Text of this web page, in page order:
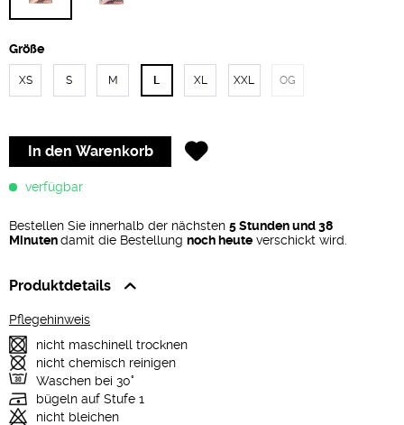
Größe
XS S M L XL XXL OG
In den Warenkorb
verfügbar
Bestellen Sie innerhalb der nächsten 5 Stunden und 38
Minutendamit die Bestellung noch heute verschickt wird.
Produktdetails
Pflegehinweis
nicht maschinell trocknen
nicht chemisch reinigen
Waschen bei 30°
bügeln auf Stufe 1
nicht bleichen